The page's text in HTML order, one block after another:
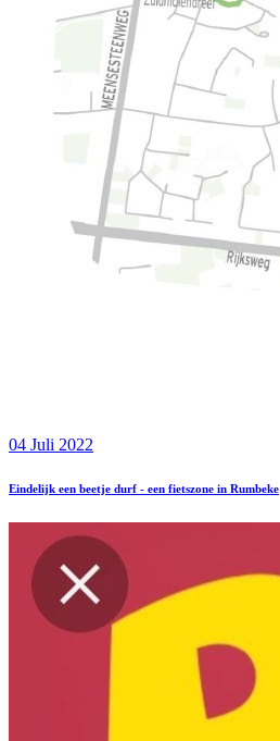
04 Juli 2022
Eindelijk een beetje durf - een fietszone in Rumbeke